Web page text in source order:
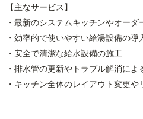
【主なサービス】
・最新のシステムキッチンやオー
・効率的で使いやすい給湯設備の導
・安全で清潔な給水設備の施工
・排水管の更新やトラブル解消に
・キッチン全体のレイアウト変更や